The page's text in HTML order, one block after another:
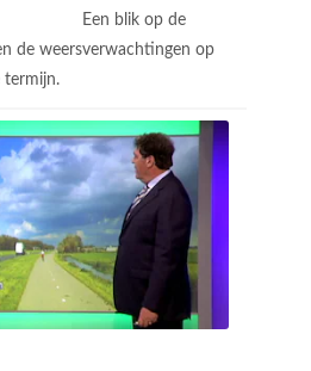
Een blik op de
de weersverwachtingen op
termijn.